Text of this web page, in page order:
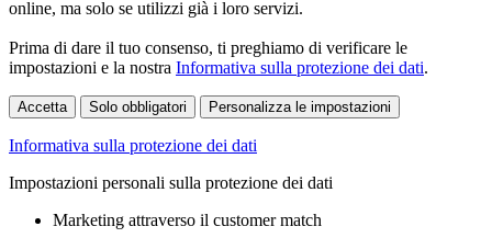
online, ma solo se utilizzi già i loro servizi.
Prima di dare il tuo consenso, ti preghiamo di verificare le
impostazioni e la nostra Informativa sulla protezione dei dati.
Accetta Solo obbligatori Personalizza le impostazioni
Informativa sulla protezione dei dati
Impostazioni personali sulla protezione dei dati
Marketing attraverso il customer match